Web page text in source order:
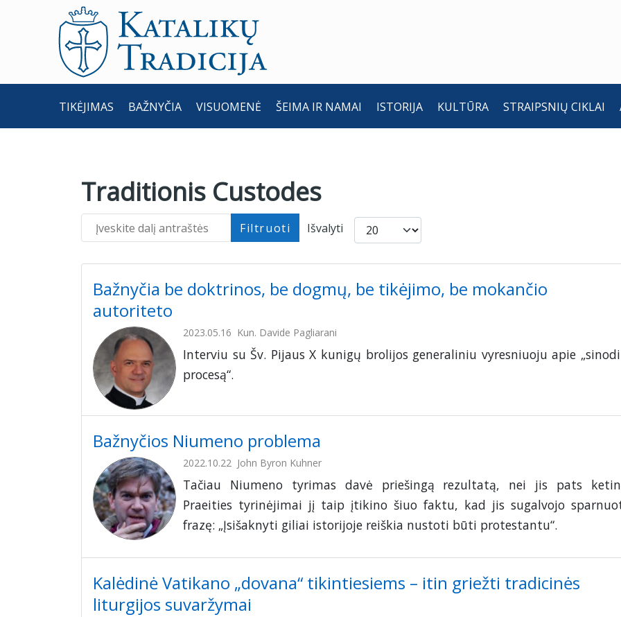
TIKĖJIMAS BAŽNYČIA VISUOMENĖ ŠEIMA IR NAMAI ISTORIJA KULTŪRA STRAIPSNIŲ CIKLAI
Traditionis Custodes
Įveskite dalį antraštės Filtruoti Išvalyti Rodyti po
Bažnyčia be doktrinos, be dogmų, be tikėjimo, be mokančio
autoriteto
2023.05.16 Kun. Davide Pagliarani
Interviu su Šv. Pijaus X kunigų brolijos generaliniu vyresniuoju apie
procesą“.
Bažnyčios Niumeno problema
2022.10.22 John Byron Kuhner
Tačiau Niumeno tyrimas davė priešingą rezultatą, nei jis pats
Praeities tyrinėjimai jį taip įtikino šiuo faktu, kad jis sugalvojo
frazę: „Įsišaknyti giliai istorijoje reiškia nustoti būti protestantu“.
Kalėdinė Vatikano „dovana“ tikintiesiems – itin griežti tradicinės
liturgijos suvaržymai